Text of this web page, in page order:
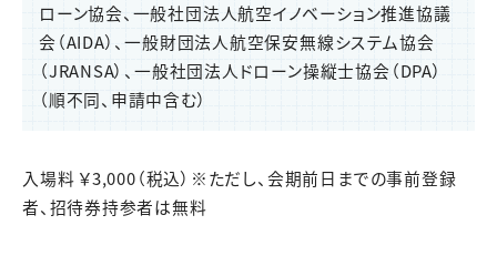
ローン協会、一般社団法人航空イノベーション推進協議
会（AIDA）、一般財団法人航空保安無線システム協会
（JRANSA）、一般社団法人ドローン操縦士協会（DPA）
（順不同、申請中含む）
入場料 ￥3,000（税込）※ただし、会期前日までの事前登録
者、招待券持参者は無料